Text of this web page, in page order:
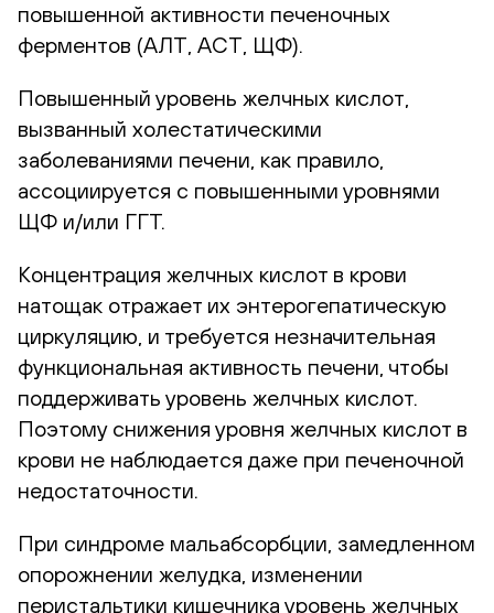
повышенной активности печеночных
ферментов (АЛТ, АСТ, ЩФ).
Повышенный уровень желчных кислот,
вызванный холестатическими
заболеваниями печени, как правило,
ассоциируется с повышенными уровнями
ЩФ и/или ГГТ.
Концентрация желчных кислот в крови
натощак отражает их энтерогепатическую
циркуляцию, и требуется незначительная
функциональная активность печени, чтобы
поддерживать уровень желчных кислот.
Поэтому снижения уровня желчных кислот в
крови не наблюдается даже при печеночной
недостаточности.
При синдроме мальабсорбции, замедленном
опорожнении желудка, изменении
перистальтики кишечника уровень желчных